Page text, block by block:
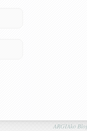
ARGIAko